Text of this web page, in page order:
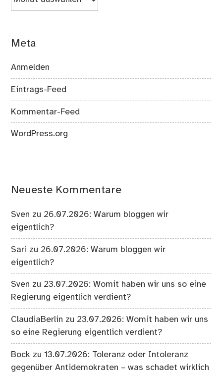
Meta
Anmelden
Eintrags-Feed
Kommentar-Feed
WordPress.org
Neueste Kommentare
Sven zu 26.07.2026: Warum bloggen wir
eigentlich?
Sari zu 26.07.2026: Warum bloggen wir
eigentlich?
Sven zu 23.07.2026: Womit haben wir uns so eine
Regierung eigentlich verdient?
ClaudiaBerlin zu 23.07.2026: Womit haben wir uns
so eine Regierung eigentlich verdient?
Bock zu13.07.2026: Toleranz oder Intoleranz
gegenüber Antidemokraten – was schadet wirklich